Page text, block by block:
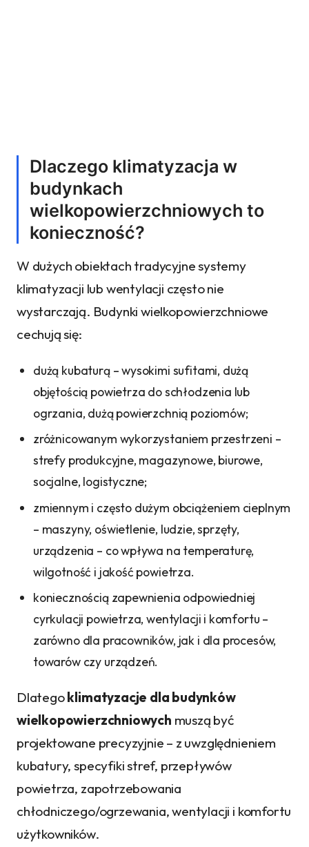
Dlaczego klimatyzacja w
budynkach
wielkopowierzchniowych to
konieczność?
W dużych obiektach tradycyjne systemy
klimatyzacji lub wentylacji często nie
wystarczają. Budynki wielkopowierzchniowe
cechują się:
dużą kubaturą – wysokimi sufitami, dużą
objętością powietrza do schłodzenia lub
ogrzania, dużą powierzchnią poziomów;
zróżnicowanym wykorzystaniem przestrzeni –
strefy produkcyjne, magazynowe, biurowe,
socjalne, logistyczne;
zmiennym i często dużym obciążeniem cieplnym
– maszyny, oświetlenie, ludzie, sprzęty,
urządzenia – co wpływa na temperaturę,
wilgotność i jakość powietrza.
koniecznością zapewnienia odpowiedniej
cyrkulacji powietrza, wentylacji i komfortu –
zarówno dla pracowników, jak i dla procesów,
towarów czy urządzeń.
Dlategoklimatyzacje dla budynków
wielkopowierzchniowych muszą być
projektowane precyzyjnie – z uwzględnieniem
kubatury, specyfiki stref, przepływów
powietrza, zapotrzebowania
chłodniczego/ogrzewania, wentylacji i komfortu
użytkowników.